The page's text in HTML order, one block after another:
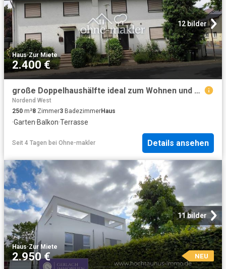
12 bilder
Haus·Zur Miete
2.400 €
große Doppelhaushälfte ideal zum Wohnen und Arbeiten
Nordend West
250 m²8 Zimmer3 BadezimmerHaus
·Garten·Balkon·Terrasse
Seit 4 Tagen bei Ohne-makler Details ansehen
11 bilder
Haus·Zur Miete
2.950 € NEU